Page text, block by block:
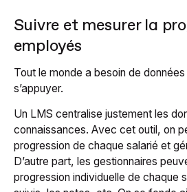
Suivre et mesurer la
employés
Tout le monde a besoin de
s’appuyer.
Un LMS centralise justement les
connaissances. Avec cet outil, on
progression de chaque salarié et
D’autre part, les gestionnaires
progression individuelle de chaque